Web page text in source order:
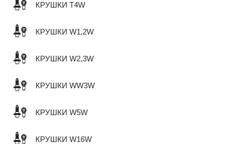
КРУШКИ T4W
КРУШКИ W1,2W
КРУШКИ W2,3W
КРУШКИ WW3W
КРУШКИ W5W
КРУШКИ W16W